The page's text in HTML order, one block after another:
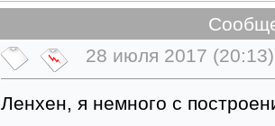
28 июля 2017 (20:13)
Ленхен, я немного с